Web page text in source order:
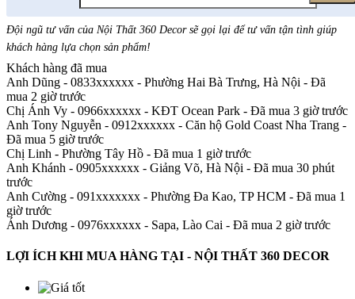
Đội ngũ tư vấn của Nội Thất 360 Decor sẽ gọi lại để tư vấn tận tình giúp
khách hàng lựa chọn sản phẩm!
Khách hàng đã mua
Anh Dũng - 0833xxxxxx - Phường Hai Bà Trưng, Hà Nội - Đã
mua 2 giờ trước
Chị Ánh Vy - 0966xxxxxx - KĐT Ocean Park - Đã mua 3 giờ trước
Anh Tony Nguyễn - 0912xxxxxx - Căn hộ Gold Coast Nha Trang -
Đã mua 5 giờ trước
Chị Linh - Phường Tây Hồ - Đã mua 1 giờ trước
Anh Khánh - 0905xxxxxx - Giảng Võ, Hà Nội - Đã mua 30 phút
trước
Anh Cường - 091xxxxxxx - Phường Đa Kao, TP HCM - Đã mua 1
giờ trước
Ánh Dương - 0976xxxxxx - Sapa, Lào Cai - Đã mua 2 giờ trước
LỢI ÍCH KHI MUA HÀNG TẠI - NỘI THẤT 360 DECOR